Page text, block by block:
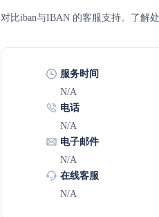
对比iban与IBAN 的客服支持。了解
服务时间
N/A
电话
N/A
电子邮件
N/A
在线客服
N/A